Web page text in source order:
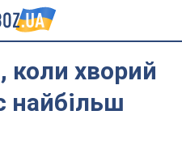
коли хворий
найбільш